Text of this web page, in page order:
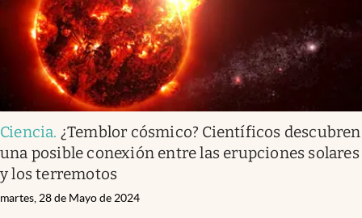
Ciencia. ¿Temblor cósmico? Científicos descubren
una posible conexión entre las erupciones solares
y los terremotos
martes, 28 de Mayo de 2024